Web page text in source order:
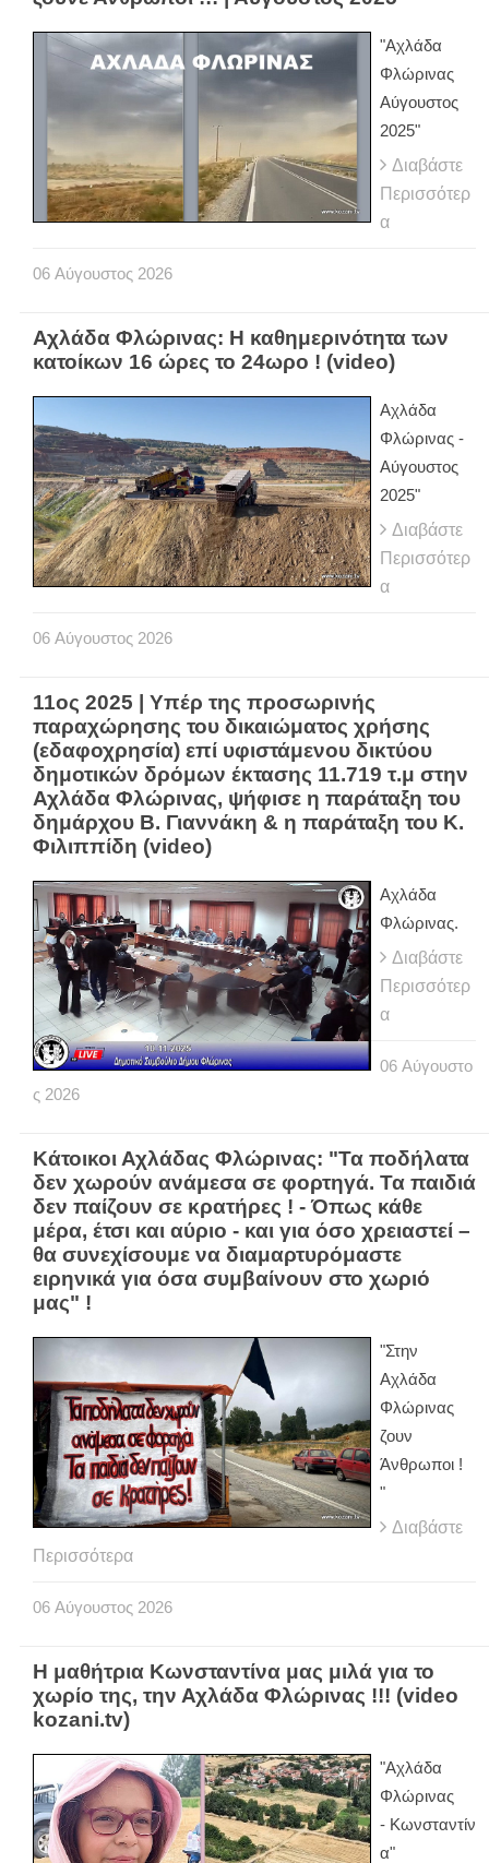
"Αχλάδα
Φλώρινας
Αύγουστος
2025"
Διαβάστε
Περισσότερ
α
06 Αύγουστος 2026
Αχλάδα Φλώρινας: Η καθημερινότητα των
κατοίκων 16 ώρες το 24ωρο ! (video)
Αχλάδα
Φλώρινας -
Αύγουστος
2025"
Διαβάστε
Περισσότερ
α
06 Αύγουστος 2026
11ος 2025 | Υπέρ της προσωρινής
παραχώρησης του δικαιώματος χρήσης
(εδαφοχρησία) επί υφιστάμενου δικτύου
δημοτικών δρόμων έκτασης 11.719 τ.μ στην
Αχλάδα Φλώρινας, ψήφισε η παράταξη του
δημάρχου Β. Γιαννάκη & η παράταξη του Κ.
Φιλιππίδη (video)
Αχλάδα
Φλώρινας.
Διαβάστε
Περισσότερ
α
06 Αύγουστο
ς 2026
Κάτοικοι Αχλάδας Φλώρινας: "Τα ποδήλατα
δεν χωρούν ανάμεσα σε φορτηγά. Τα παιδιά
δεν παίζουν σε κρατήρες ! - Όπως κάθε
μέρα, έτσι και αύριο - και για όσο χρειαστεί –
θα συνεχίσουμε να διαμαρτυρόμαστε
ειρηνικά για όσα συμβαίνουν στο χωριό
μας" !
"Στην
Αχλάδα
Φλώρινας
ζουν
Άνθρωποι !
"
Διαβάστε
Περισσότερα
06 Αύγουστος 2026
Η μαθήτρια Κωνσταντίνα μας μιλά για το
χωρίο της, την Αχλάδα Φλώρινας !!! (video
kozani.tv)
"Αχλάδα
Φλώρινας
- Κωνσταντίν
α"